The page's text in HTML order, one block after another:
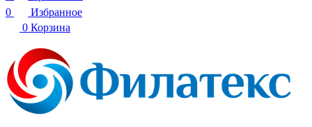
0
Избранное
0 Корзина